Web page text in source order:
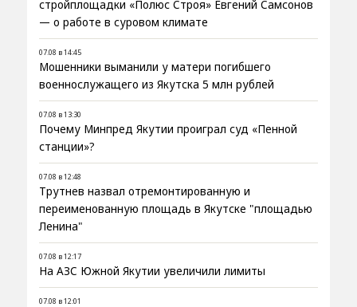
стройплощадки «Полюс Строя» Евгений Самсонов
— о работе в суровом климате
07.08 в 14:45
Мошенники выманили у матери погибшего
военнослужащего из Якутска 5 млн рублей
07.08 в 13:30
Почему Минпред Якутии проиграл суд «Пенной
станции»?
07.08 в 12:48
Трутнев назвал отремонтированную и
переименованную площадь в Якутске "площадью
Ленина"
07.08 в 12:17
На АЗС Южной Якутии увеличили лимиты
07.08 в 12:01